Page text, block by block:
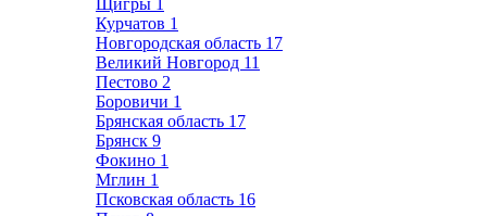
Щигры 1
Курчатов 1
Новгородская область 17
Великий Новгород 11
Пестово 2
Боровичи 1
Брянская область 17
Брянск 9
Фокино 1
Мглин 1
Псковская область 16